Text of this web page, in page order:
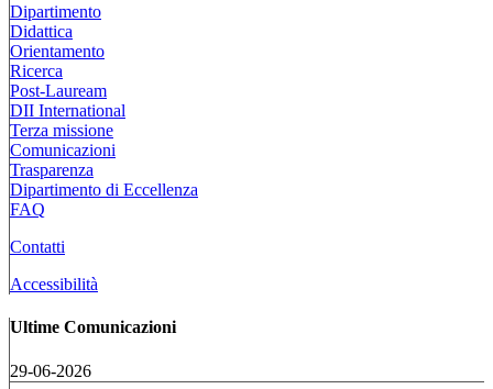
Dipartimento
Didattica
Orientamento
Ricerca
Post-Lauream
DII International
Terza missione
Comunicazioni
Trasparenza
Dipartimento di Eccellenza
FAQ
Contatti
Accessibilità
Ultime Comunicazioni
29-06-2026